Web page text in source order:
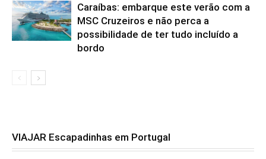
Caraíbas: embarque este verão com a
MSC Cruzeiros e não perca a
possibilidade de ter tudo incluído a
bordo
VIAJAR Escapadinhas em Portugal